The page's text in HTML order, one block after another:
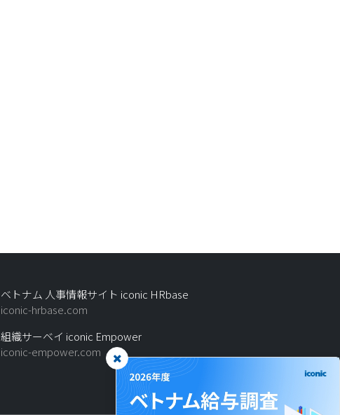
ベトナム 人事情報サイト iconic HRbase
iconic-hrbase.com
組織サーベイ iconic Empower
iconic-empower.com